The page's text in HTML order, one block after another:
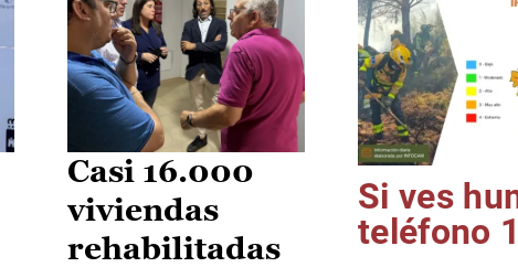
El jefe del Ejecutivo
Casi 16.000
viviendas
rehabilitadas
Si ves
teléfono